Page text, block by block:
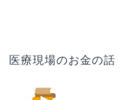
医療現場のお金の話